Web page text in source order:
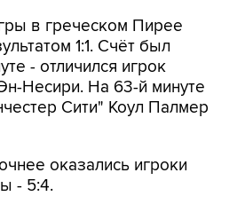
в греческом Пирее
1:1. Счёт был
- отличился игрок
Несири. На 63-й минуте
Сити" Коул Палмер
оказались игроки
- 5:4.